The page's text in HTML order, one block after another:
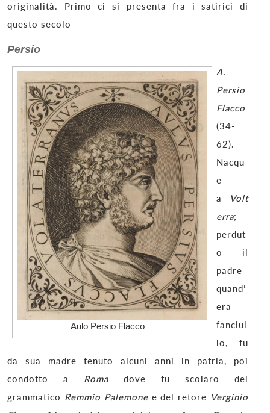
originalità. Primo ci si presenta fra i satirici di
questo secolo
Persio
Aulo Persio Flacco
A.
Persio
Flacco
(34-
62).
Nacqu
e
a
Volt
erra;
perdut
o il
padre
quand’
era
fanciul
lo, fu
da sua madre tenuto alcuni anni in patria, poi
condotto a Roma dove fu scolaro del
grammatico Remmio Palemonee del retore Verginio